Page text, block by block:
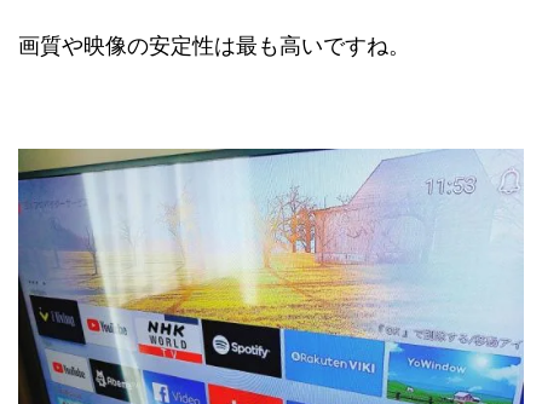
画質や映像の安定性は最も高いですね。